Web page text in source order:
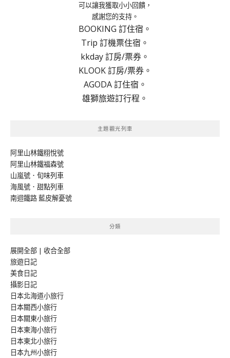
可以讓我獲取小小回饋，
感謝您的支持。
BOOKING 訂住宿。
Trip 訂機票住宿。
kkday 訂房/票券。
KLOOK 訂房/票券。
AGODA 訂住宿。
雄獅旅遊訂行程。
主題觀光列車
阿里山林鐵栩悅號
阿里山林鐵福森號
山嵐號．旬味列車
海風號．甜點列車
南迴鐵路 藍皮解憂號
分類
展開全部 | 收合全部
旅遊日記
美食日記
攝影日記
日本北海道小旅行
日本關西小旅行
日本關東小旅行
日本東海小旅行
日本東北小旅行
日本九州小旅行